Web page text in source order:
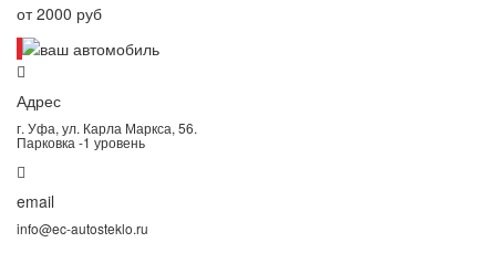
от 2000 руб
Адрес
г. Уфа, ул. Карла Маркса, 56.
Парковка -1 уровень
email
info@ec-autosteklo.ru